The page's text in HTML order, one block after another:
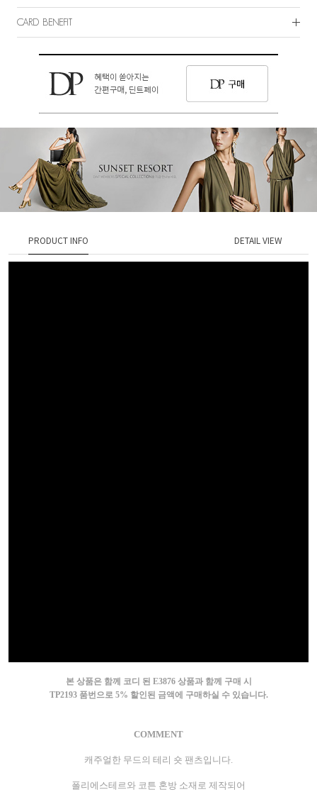
CARD BENEFIT
PRODUCT INFO DETAIL VIEW
본 상품은 함께 코디 된 E3876 상품과 함께 구매 시
TP2193 품번으로 5% 할인된 금액에 구매하실 수 있습니다.
COMMENT
캐주얼한 무드의 테리 숏 팬츠입니다.
폴리에스테르와 코튼 혼방 소재로 제작되어